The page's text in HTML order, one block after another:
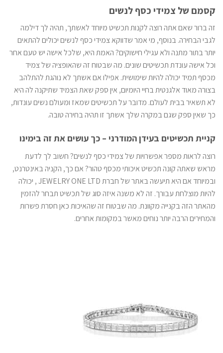
קסמם של צמידי כסף לנשים
זה ברור שאם אתה רוצה לקנות תכשיט מיוחד לאשתך, תהיה לך דילמה
לגבי הבחירה. בנוסף, מי אמר שדווקא צמידי כסף לנשים יכולים להתאים
יותר בתור מתנה ולא עגילי חישוקים? האמת היא, שלכל אישה יש טעם אחר
וכל אישה עונדת תכשיטים שונים. מה שבטוח זה שהאופציה של צמיד
מכסף תמיד יכולה להיות שימושית. אפילו אם אשתך לא נוהגת להתלהב
בצורה מאוד אלגנטית בחיי היומיום, אין ספק שאת הצמיד שתיקנה לה היא
לא תשאיר בבית לעולם. מדובר על תכשיטים שמאז ומעולם נשים עונדות,
כך שאין ספק שגם במקרה שלך אשתך זו תהיה בחירה טובה.
קניית תכשיטים בעידן המודרני – כך עושים את זה בימינו
רוצה לראות מספר אפשרויות של צמידי כסף לנשים? חשוב לך לדעת
מראש שאתה קונה תכשיט איכותי מכסף טהור? אם כך, הקניה באינטרנט,
ובמיוחד אם היא תיעשה באתר של חברת JEWELRY ONE LTD , יכולה
להיות מוצלחת עבורך. זה לא משנה איזה סוג של תכשיט תבחר להזמין
מהאתר הזה בקנייה מקוונת. מה שבטוח זה שהאיכות כאן חסרת פשרות
והמחירים הרבה יותר נוחים מאשר במקומות אחרים.